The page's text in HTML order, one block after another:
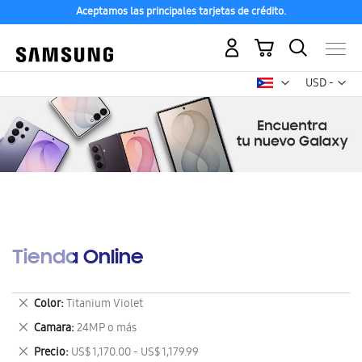
Aceptamos las principales tarjetas de crédito.
USD -
dólar
Mi carrito
Tienda Online
Color Titanium Violet
Eliminar
este
artículo
Camara 24MP o más
Eliminar
este
Precio US$ 1,170.00 - US$ 1,179.99
Eliminar